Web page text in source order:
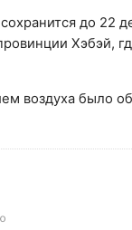
до 22
Хэбэй,
воздуха было